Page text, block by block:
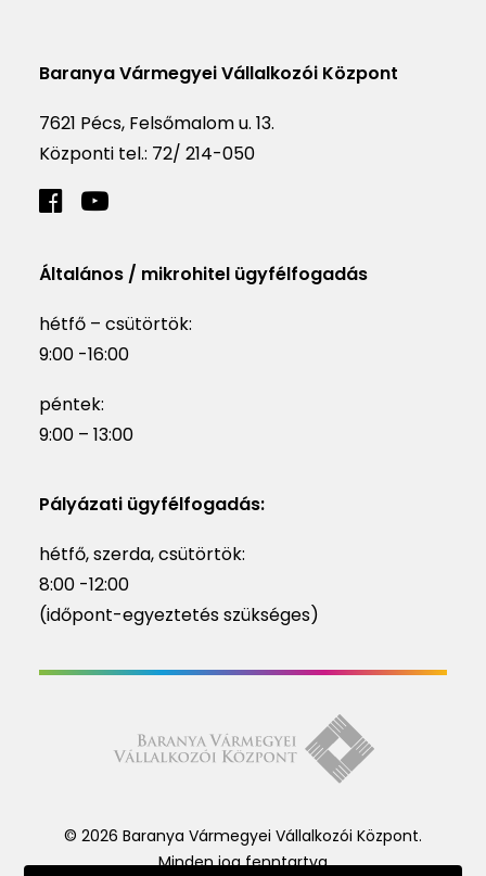
Baranya Vármegyei Vállalkozói Központ
7621 Pécs, Felsőmalom u. 13.
Központi tel.: 72/ 214-050
Általános / mikrohitel ügyfélfogadás
hétfő – csütörtök:
9:00 -16:00
péntek:
9:00 – 13:00
Pályázati ügyfélfogadás:
hétfő, szerda, csütörtök:
8:00 -12:00
(időpont-egyeztetés szükséges)
© 2026 Baranya Vármegyei Vállalkozói Központ.
Minden jog fenntartva